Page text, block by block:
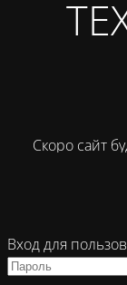
Скоро сайт
Вход для